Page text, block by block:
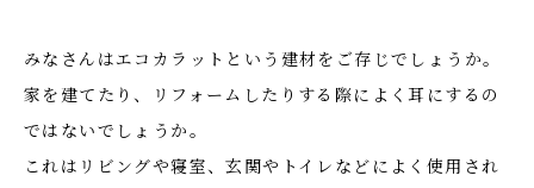
みなさんはエコカラットという建材をご存じでしょうか。
家を建てたり、リフォームしたりする際によく耳にするの
ではないでしょうか。
これはリビングや寝室、玄関やトイレなどによく使用され